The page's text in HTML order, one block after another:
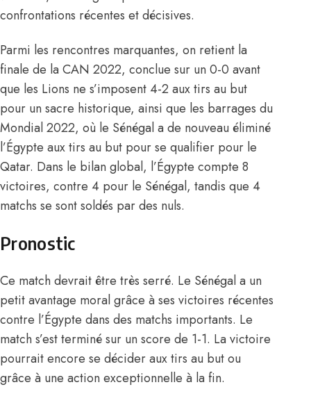
confrontations récentes et décisives.
Parmi les rencontres marquantes, on retient la
finale de la CAN 2022, conclue sur un 0-0 avant
que les Lions ne s’imposent 4-2 aux tirs au but
pour un sacre historique, ainsi que les barrages du
Mondial 2022, où le Sénégal a de nouveau éliminé
l’Égypte aux tirs au but pour se qualifier pour le
Qatar. Dans le bilan global, l’Égypte compte 8
victoires, contre 4 pour le Sénégal, tandis que 4
matchs se sont soldés par des nuls.
Pronostic
Ce match devrait être très serré. Le Sénégal a un
petit avantage moral grâce à ses victoires récentes
contre l’Égypte dans des matchs importants. Le
match s’est terminé sur un score de 1-1. La victoire
pourrait encore se décider aux tirs au but ou
grâce à une action exceptionnelle à la fin.